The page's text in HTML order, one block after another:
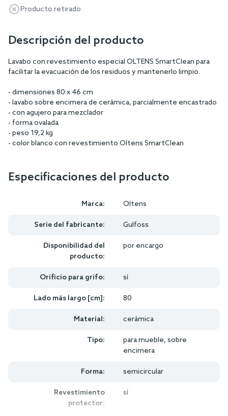
Producto retirado
Descripción del producto
Lavabo con revestimiento especial OLTENS SmartClean para
facilitar la evacuación de los residuos y mantenerlo limpio.
- dimensiones 80 x 46 cm
- lavabo sobre encimera de cerámica, parcialmente encastrado
- con agujero para mezclador
- forma ovalada
- peso 19,2 kg
- color blanco con revestimiento Oltens SmartClean
Especificaciones del producto
Marca: Oltens
Serie del fabricante: Gulfoss
Disponibilidad del
producto:
por encargo
Orificio para grifo: sí
Lado más largo [cm]: 80
Material: cerámica
Tipo:
para mueble, sobre
encimera
Forma: semicircular
Revestimiento
protector:
sí